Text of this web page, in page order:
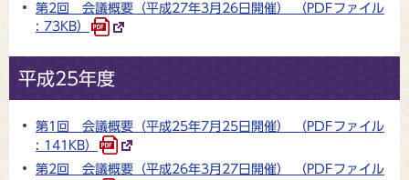
第2回 会議概要（平成27年3月26日開催） （PDFファイル
: 73KB）
平成25年度
第1回 会議概要（平成25年7月25日開催） （PDFファイル
: 141KB）
第2回 会議概要（平成26年3月27日開催） （PDFファイル